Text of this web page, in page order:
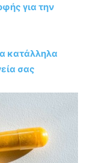
για την
κατάλληλα
σας